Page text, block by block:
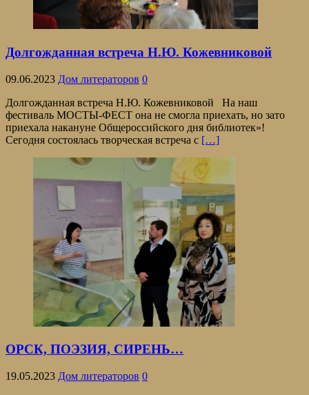
Долгожданная встреча Н.Ю. Кожевниковой
09.06.2023 Дом литераторов 0
Долгожданная встреча Н.Ю. Кожевниковой На наш
фестиваль МОСТЫ-ФЕСТ она не смогла приехать, но зато
приехала накануне Общероссийского дня библиотек»!
Сегодня состоялась творческая встреча с […]
ОРСК, ПОЭЗИЯ, СИРЕНЬ…
19.05.2023 Дом литераторов 0